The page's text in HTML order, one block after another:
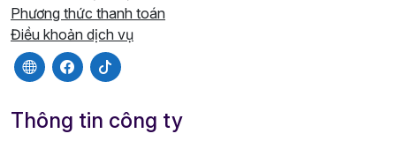
Phương thức thanh toán
Điều khoản dịch vụ
Thông tin công ty